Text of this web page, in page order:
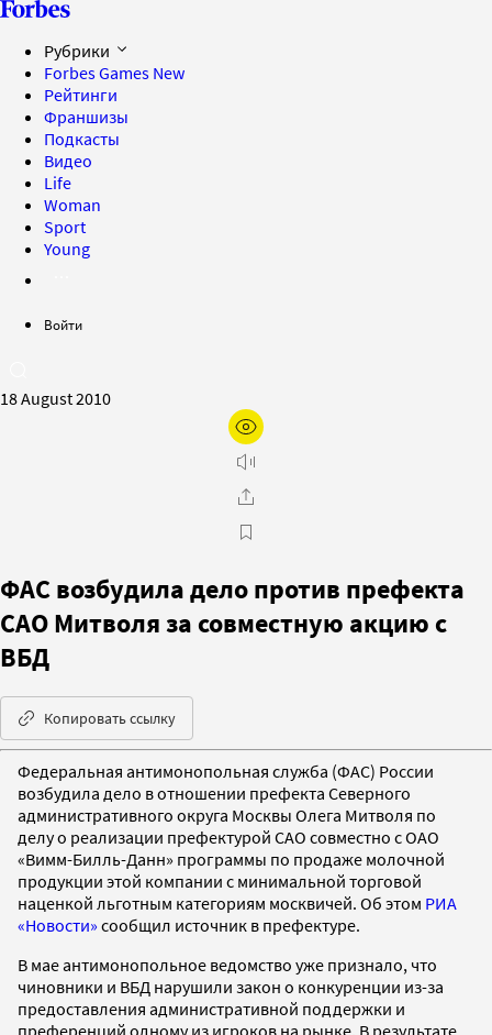
Рубрики
Forbes Games New
Рейтинги
Франшизы
Подкасты
Видео
Life
Woman
Sport
Young
Войти
18 August 2010
ФАС возбудила дело против префекта
САО Митволя за совместную акцию с
ВБД
Копировать ссылку
Федеральная антимонопольная служба (ФАС) России
возбудила дело в отношении префекта Северного
административного округа Москвы Олега Митволя по
делу о реализации префектурой САО совместно с ОАО
«Вимм-Билль-Данн» программы по продаже молочной
продукции этой компании с минимальной торговой
наценкой льготным категориям москвичей. Об этом РИА
«Новости» сообщил источник в префектуре.
В мае антимонопольное ведомство уже признало, что
чиновники и ВБД нарушили закон о конкуренции из-за
предоставления административной поддержки и
преференций одному из игроков на рынке. В результате